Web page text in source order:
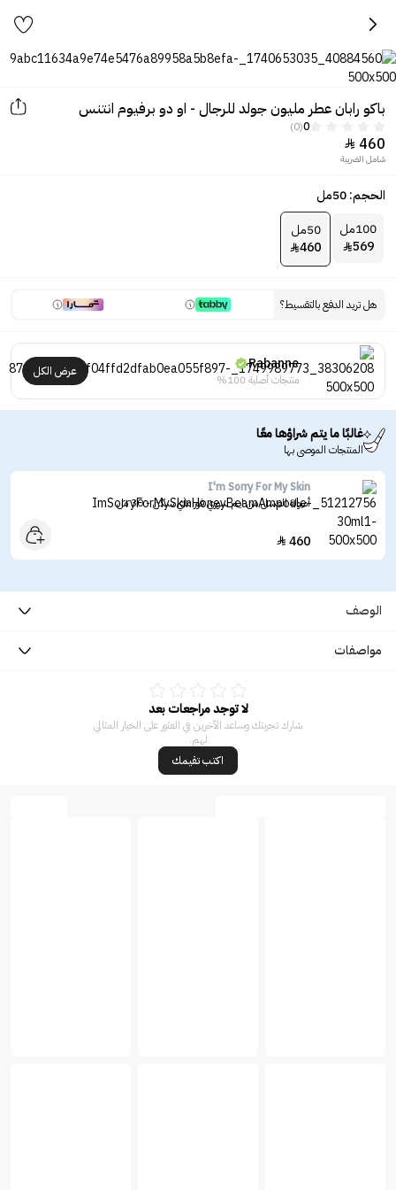
باكو رابان عطر مليون جولد للرجال - او دو برفيوم انتنس
0
(0)
460

شامل الضريبة
الحجم: 50مل
100مل
569

50مل
460

هل تريد الدفع بالتقسيط؟
Rabanne
منتجات أصلية 100%
عرض الكل
غالبًا ما يتم شراؤها معًا
المنتجات الموصى بها
I'm Sorry For My Skin
أمبولة العسل من ايم سوري فور ماي سكن - 30 مل
460

الوصف
مواصفات
لا توجد مراجعات بعد
شارك تجربتك وساعد الآخرين في العثور على الخيار المثالي
لهم.
اكتب تقيمك